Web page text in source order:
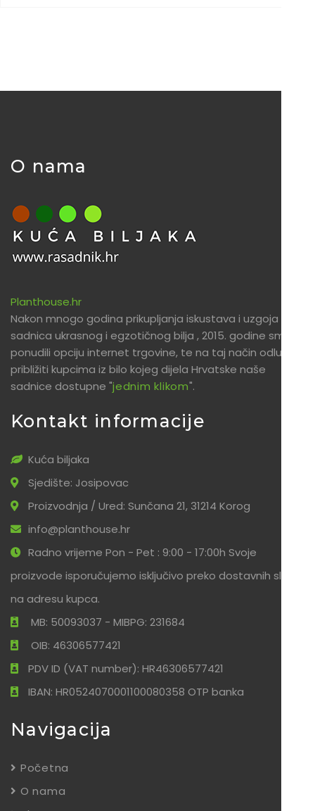
O nama
Planthouse.hr
Nakon mnogo godina prikupljanja iskustava i uzgoja
sadnica ukrasnog i egzotičnog bilja , 2015. godine smo
ponudili opciju internet trgovine, te na taj način odlučili
približiti kupcima iz bilo kojeg dijela Hrvatske naše
sadnice dostupne "jednim klikom".
Kontakt informacije
Kuća biljaka
Sjedište: Josipovac
Proizvodnja / Ured: Sunčana 21, 31214 Korog
info@planthouse.hr
Radno vrijeme Pon - Pet : 9:00 - 17:00h Svoje
proizvode isporučujemo isključivo preko dostavnih službi
na adresu kupca.
MB: 50093037 - MIBPG: 231684
OIB: 46306577421
PDV ID (VAT number): HR46306577421
IBAN: HR0524070001100080358 OTP banka
Navigacija
Početna
O nama